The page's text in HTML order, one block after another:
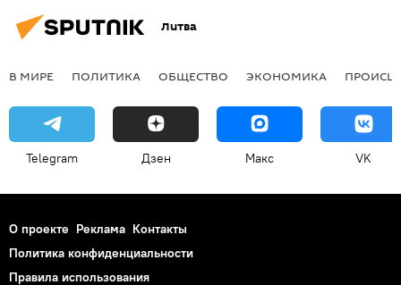
Литва
В МИРЕ ПОЛИТИКА ОБЩЕСТВО ЭКОНОМИКА
Telegram Дзен Макс VK
О проекте Реклама Контакты
Политика конфиденциальности
Правила использования